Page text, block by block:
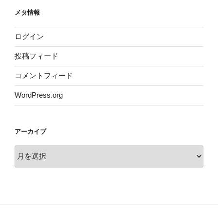
メタ情報
ログイン
投稿フィード
コメントフィード
WordPress.org
アーカイブ
ー